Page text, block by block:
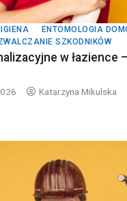
ENTOMOLOGIA
SZKODNIKÓW
w łazience
Katarzyna Mikulska